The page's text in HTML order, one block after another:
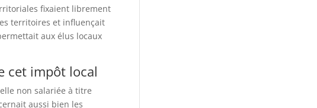
fixaient librement
territoires et influençait
aux élus locaux
cet impôt local
non salariée à titre
aussi bien les